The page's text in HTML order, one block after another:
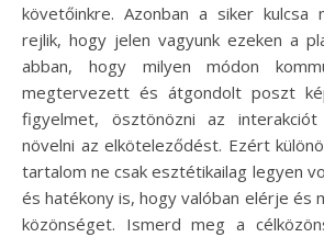
követőinkre. Azonban a siker kulcsa
rejlik, hogy jelen vagyunk ezeken a
abban, hogy milyen módon
megtervezett és átgondolt poszt
figyelmet, ösztönözni az
növelni az elköteleződést. Ezért
tartalom ne csak esztétikailag legyen
és hatékony is, hogy valóban elérje és
közönséget. Ismerd meg a